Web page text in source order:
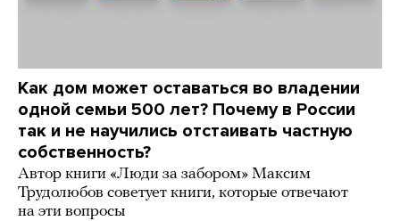
Как дом может оставаться во владении
одной семьи 500 лет? Почему в России
так и не научились отстаивать частную
собственность?
Автор книги «Люди за забором» Максим
Трудолюбов советует книги, которые отвечают
на эти вопросы